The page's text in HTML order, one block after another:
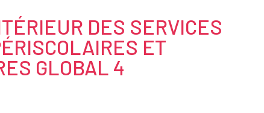
DES SERVICES
ET
GLOBAL 4